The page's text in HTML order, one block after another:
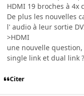
HDMI 19 broches à 4x
De plus les nouvelles
l' audio à leur sortie
>HDMI
une nouvelle
single link et dual link
Citer